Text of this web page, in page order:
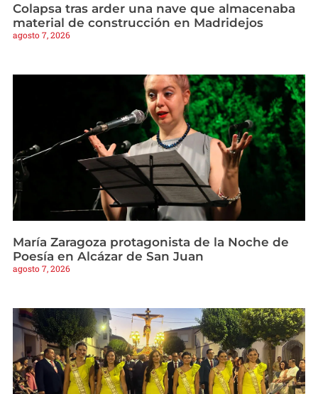
Colapsa tras arder una nave que almacenaba
material de construcción en Madridejos
agosto 7, 2026
María Zaragoza protagonista de la Noche de
Poesía en Alcázar de San Juan
agosto 7, 2026